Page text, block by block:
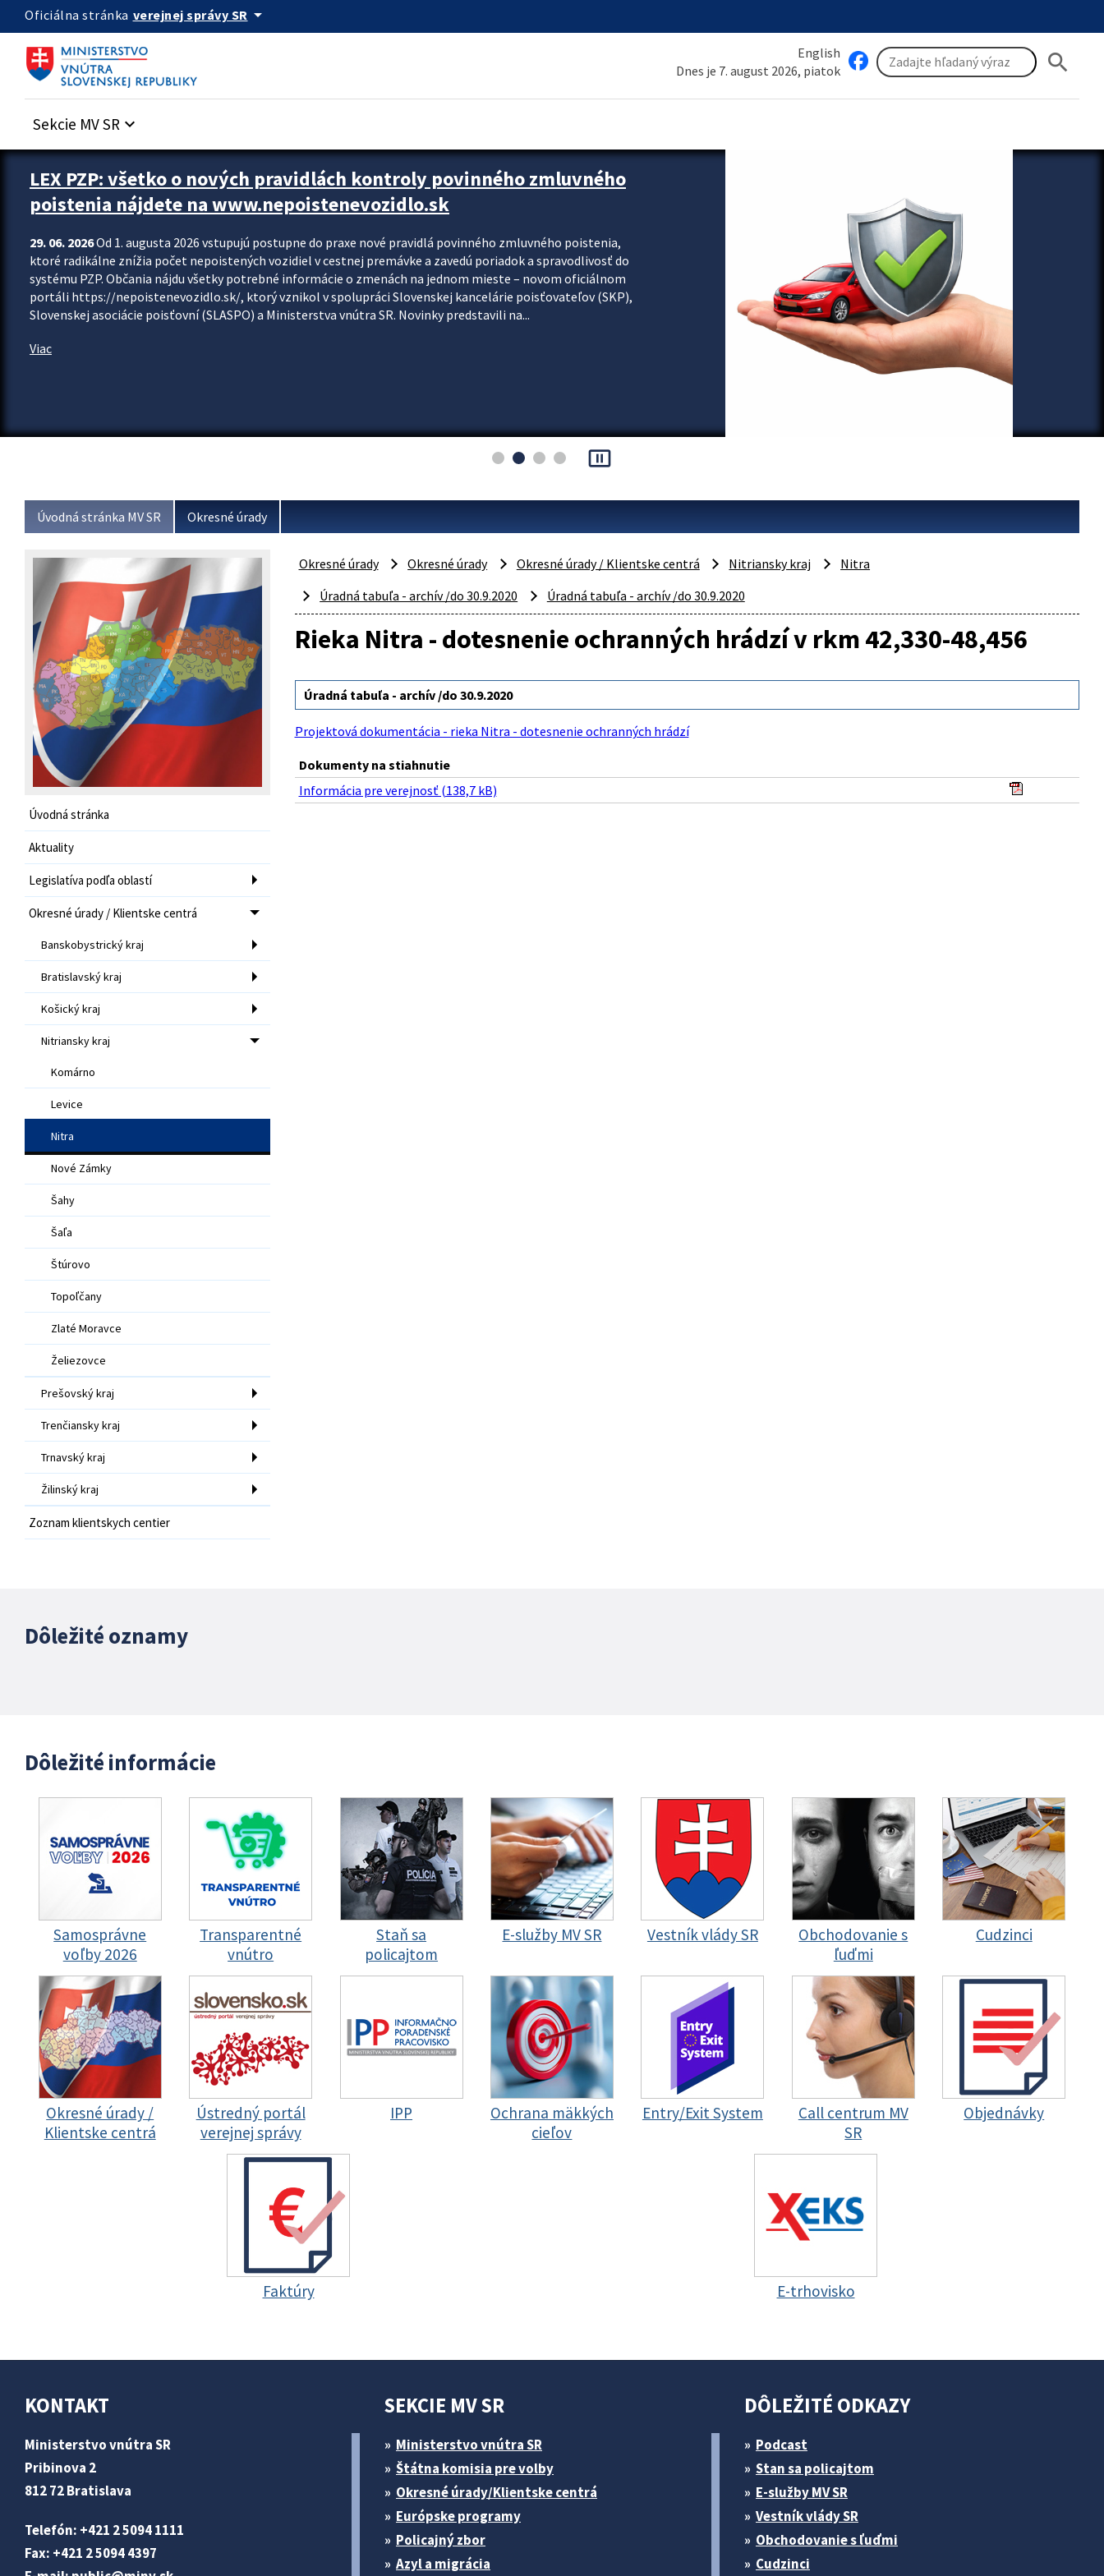
Preskocit na hlavný obsah
Oficiálna stránka verejnej správy SR arrow_drop_down
English
Dnes je 7. august 2026, piatok
search
Sekcie MV SR keyboard_arrow_down
Zastavit automatický posun upútavok
LEX PZP: všetko o nových pravidlách kontroly povinného zmluvného
poistenia nájdete na www.nepoistenevozidlo.sk
29. 06. 2026Od 1. augusta 2026 vstupujú postupne do praxe nové pravidlá povinného zmluvného poistenia,
ktoré radikálne znížia počet nepoistených vozidiel v cestnej premávke a zavedú poriadok a spravodlivosť do
systému PZP. Občania nájdu všetky potrebné informácie o zmenách na jednom mieste – novom oficiálnom
portáli https://nepoistenevozidlo.sk/, ktorý vznikol v spolupráci Slovenskej kancelárie poisťovateľov (SKP),
Slovenskej asociácie poisťovní (SLASPO) a Ministerstva vnútra SR. Novinky predstavili na...
Viac
pause_presentation
Úvodná stránka MV SR Okresné úrady
Úvodná stránka
Aktuality
Legislatíva podľa oblastí
Okresné úrady / Klientske centrá
Banskobystrický kraj
Bratislavský kraj
Košický kraj
Nitriansky kraj
Komárno
Levice
Nitra
Nové Zámky
Šahy
Šaľa
Štúrovo
Topoľčany
Zlaté Moravce
Želiezovce
Prešovský kraj
Trenčiansky kraj
Trnavský kraj
Žilinský kraj
Zoznam klientskych centier
Okresné úrady Okresné úrady Okresné úrady / Klientske centrá Nitriansky kraj
Nitra
Úradná tabuľa - archív /do 30.9.2020
Úradná tabuľa - archív /do 30.9.2020
Rieka Nitra - dotesnenie ochranných hrádzí v rkm 42,330-48,456
Úradná tabuľa - archív /do 30.9.2020
Projektová dokumentácia - rieka Nitra - dotesnenie ochranných hrádzí
Dokumenty na stiahnutie
Informácia pre verejnosť (138,7 kB)
Dôležité oznamy
Dôležité informácie
Samosprávne
voľby 2026
Transparentné
vnútro
Staň sa
policajtom
E-služby MV SR Vestník vlády SR
Obchodovanie s
ľuďmi
Cudzinci
Okresné úrady /
Klientske centrá
Ústredný portál
verejnej správy
IPP
Ochrana mäkkých
cieľov
Entry/Exit System
Call centrum MV
SR
Objednávky
Faktúry E-trhovisko
KONTAKT
Ministerstvo vnútra SR
Pribinova 2
812 72 Bratislava
Telefón: +421 2 5094 1111
Fax: +421 2 5094 4397
SEKCIE MV SR
Ministerstvo vnútra SR
Štátna komisia pre volby
Okresné úrady/Klientske centrá
Európske programy
Policajný zbor
Azyl a migrácia
DÔLEŽITÉ ODKAZY
Podcast
Stan sa policajtom
E-služby MV SR
Vestník vlády SR
Obchodovanie s ľuďmi
Cudzinci